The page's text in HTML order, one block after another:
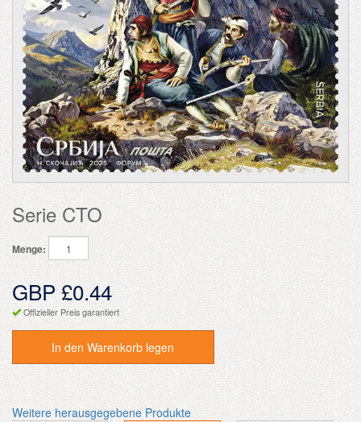
Serie CTO
Menge:
GBP £0.44
Offizieller Preis garantiert
In den Warenkorb legen
Weitere herausgegebene Produkte